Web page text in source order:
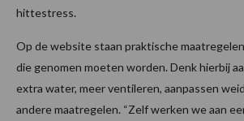
hittestress.
Op de website staan praktische
die genomen moeten worden. Denk hierbij
extra water, meer ventileren, aanpassen
andere maatregelen. “Zelf werken we aan